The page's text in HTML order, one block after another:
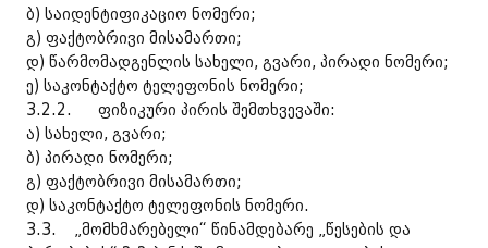
ბ) საიდენტიფიკაციო ნომერი;
გ) ფაქტობრივი მისამართი;
დ) წარმომადგენლის სახელი, გვარი, პირადი ნომერი;
ე) საკონტაქტო ტელეფონის ნომერი;
3.2.2. ფიზიკური პირის შემთხვევაში:
ა) სახელი, გვარი;
ბ) პირადი ნომერი;
გ) ფაქტობრივი მისამართი;
დ) საკონტაქტო ტელეფონის ნომერი.
3.3. „მომხმარებელი“ წინამდებარე „წესების და